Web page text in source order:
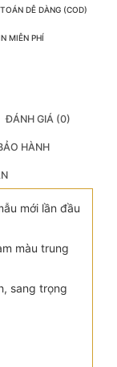
DỄ DÀNG (COD)
MIỄN PHÍ
ĐÁNH GIÁ (0)
HÀNH
mới lần đầu
màu trung
sang trọng